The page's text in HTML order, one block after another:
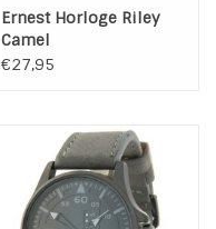
Ernest Horloge Riley
Camel
€27,95